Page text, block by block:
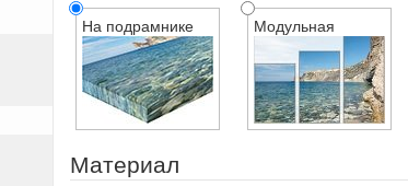
На подрамнике Модульная
Материал